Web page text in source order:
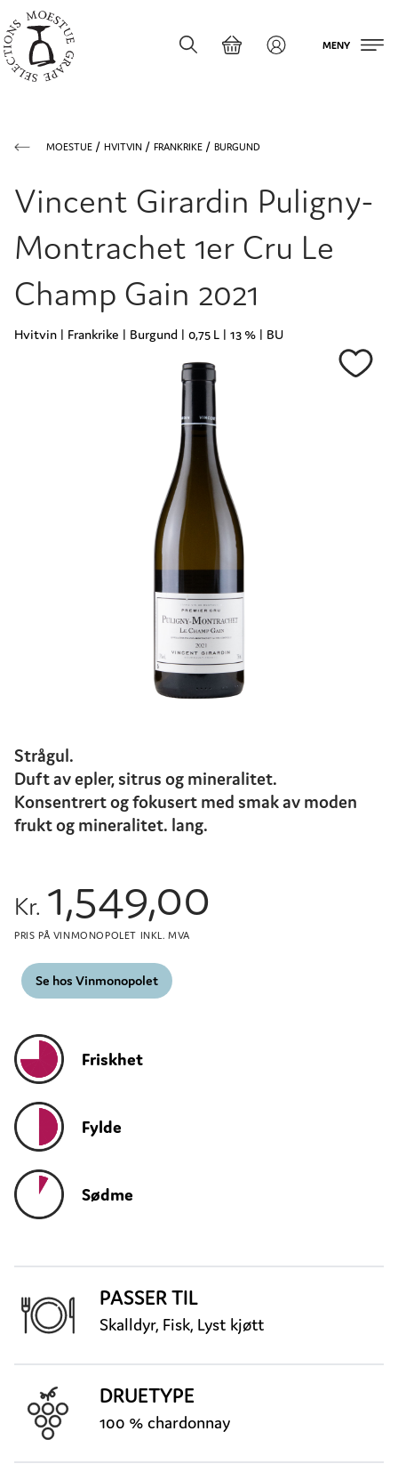
MENY
MOESTUE HVITVIN FRANKRIKE BURGUND
Vincent Girardin Puligny-
Montrachet 1er Cru Le
Champ Gain 2021
Hvitvin | Frankrike | Burgund | 0,75 L | 13 % | BU
Strågul.
Duft av epler, sitrus og mineralitet.
Konsentrert og fokusert med smak av moden
frukt og mineralitet. lang.
Kr. 1,549,00
PRIS PÅ VINMONOPOLET INKL. MVA
Se hos Vinmonopolet
Friskhet
Fylde
Sødme
PASSER TIL
Skalldyr, Fisk, Lyst kjøtt
DRUETYPE
100 % chardonnay